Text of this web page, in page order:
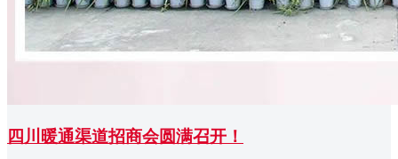
四川暖通渠道招商会圆满召开！